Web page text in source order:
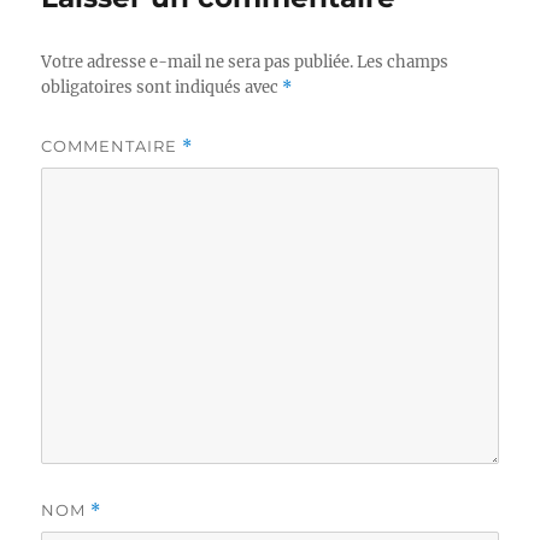
Votre adresse e-mail ne sera pas publiée. Les champs
obligatoires sont indiqués avec *
COMMENTAIRE *
NOM *